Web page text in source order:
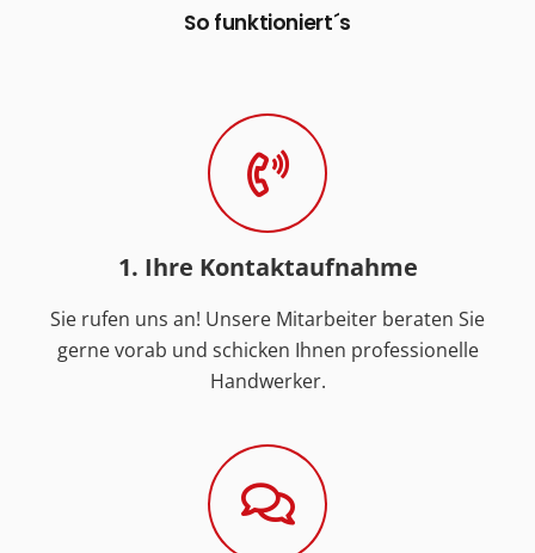
So funktioniert´s
1. Ihre Kontaktaufnahme
Sie rufen uns an! Unsere Mitarbeiter beraten Sie
gerne vorab und schicken Ihnen professionelle
Handwerker.